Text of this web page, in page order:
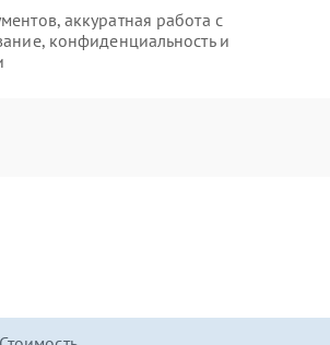
аккуратная работа с
конфиденциальность и